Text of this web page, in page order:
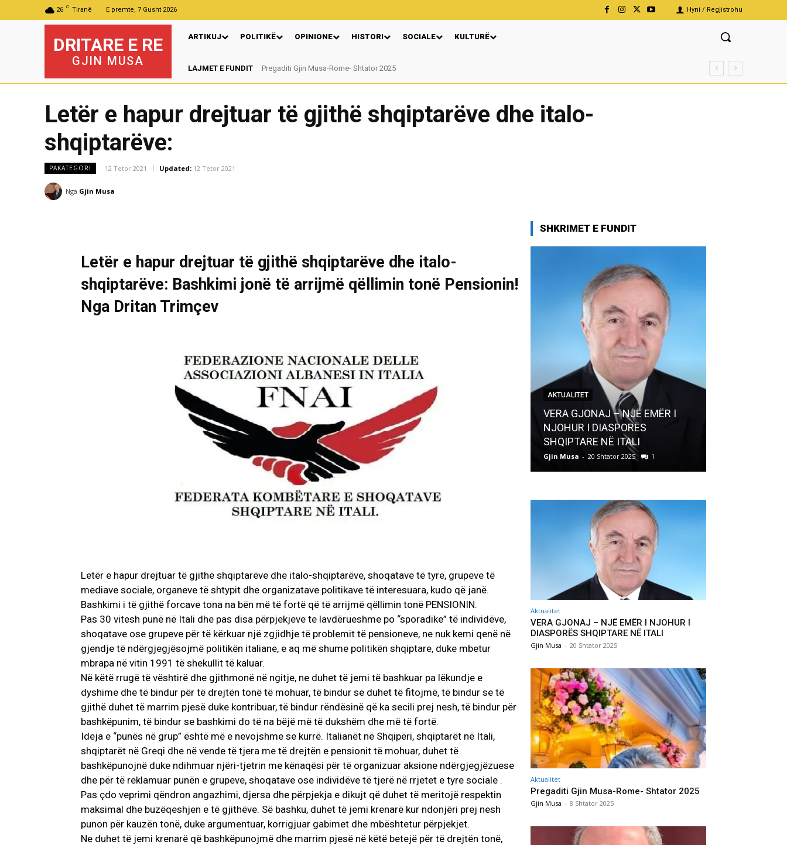
26 C Tiranë E premte, 7 Gusht 2026 Hyni / Regjistrohu
DRITARE E RE
GJIN MUSA
ARTIKUJ POLITIKË OPINIONE HISTORI SOCIALE KULTURË
LAJMET E FUNDITPregaditi Gjin Musa-Rome- Shtator 2025
Nga: Ndue Dedaj
Letër e hapur drejtuar të gjithë shqiptarëve dhe italo-
shqiptarëve:
PAKATEGORI 12 Tetor 2021 Updated: 12 Tetor 2021
Nga Gjin Musa
Letër e hapur drejtuar të gjithë shqiptarëve dhe italo-
shqiptarëve: Bashkimi jonë të arrijmë qëllimin tonë Pensionin!
Nga Dritan Trimçev
Letër e hapur drejtuar të gjithë shqiptarëve dhe italo-shqiptarëve, shoqatave të tyre, grupeve të
mediave sociale, organeve të shtypit dhe organizatave politikave të interesuara, kudo që janë.
Bashkimi i të gjithë forcave tona na bën më të fortë që të arrijmë qëllimin tonë PENSIONIN.
Pas 30 vitesh punë në Itali dhe pas disa përpjekjeve te lavdërueshme po “sporadike” të individëve,
shoqatave ose grupeve për të kërkuar një zgjidhje të problemit të pensioneve, ne nuk kemi qenë në
gjendje të ndërgjegjësojmë politikën italiane, e aq më shume politikën shqiptare, duke mbetur
mbrapa në vitin 1991 të shekullit të kaluar.
Në këtë rrugë të vështirë dhe gjithmonë në ngitje, ne duhet të jemi të bashkuar pa lëkundje e
dyshime dhe të bindur për të drejtën tonë të mohuar, të bindur se duhet të fitojmë, të bindur se të
gjithë duhet të marrim pjesë duke kontribuar, të bindur rëndësinë që ka secili prej nesh, të bindur për
bashkëpunim, të bindur se bashkimi do të na bëjë më të dukshëm dhe më të fortë.
Ideja e “punës në grup” është më e nevojshme se kurrë. Italianët në Shqipëri, shqiptarët në Itali,
shqiptarët në Greqi dhe në vende të tjera me të drejtën e pensionit të mohuar, duhet të
bashkëpunojnë duke ndihmuar njëri-tjetrin me kënaqësi për të organizuar aksione ndërgjegjëzuese
dhe për të reklamuar punën e grupeve, shoqatave ose individëve të tjerë në rrjetet e tyre sociale .
Pas çdo veprimi qëndron angazhimi, djersa dhe përpjekja e dikujt që duhet të meritojë respektin
maksimal dhe buzëqeshjen e të gjithëve. Së bashku, duhet të jemi krenarë kur ndonjëri prej nesh
punon për kauzën tonë, duke argumentuar, korrigjuar gabimet dhe mbështetur përpjekjet.
Ne duhet të jemi krenarë që bashkëpunojmë dhe marrim pjesë në këtë betejë për të drejtën tonë,
SHKRIMET E FUNDIT
AKTUALITET
VERA GJONAJ – NJË EMËR I
NJOHUR I DIASPORËS
SHQIPTARE NË ITALI
Gjin Musa - 20 Shtator 2025 1
Aktualitet
VERA GJONAJ – NJË EMËR I NJOHUR I
DIASPORËS SHQIPTARE NË ITALI
Gjin Musa - 20 Shtator 2025
Aktualitet
Pregaditi Gjin Musa-Rome- Shtator 2025
Gjin Musa - 8 Shtator 2025